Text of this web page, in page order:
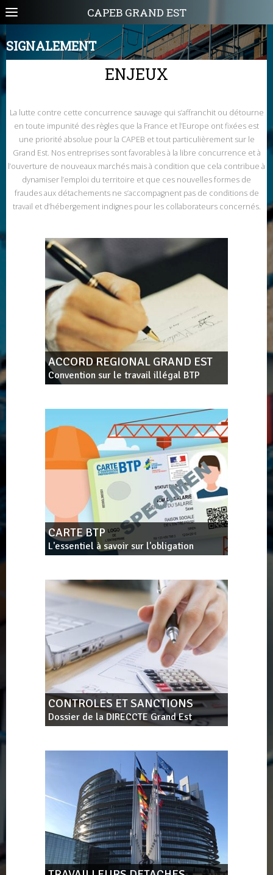
CAPEB GRAND EST
SIGNALEMENT
ENJEUX
La lutte contre cette concurrence sauvage qui s’affranchit ou détourne
en toute impunité des règles que la France et l’Europe ont fixées est
une priorité absolue pour la CAPEB et tout particulièrement sur le
Grand Est. Nos entreprises sont favorables à la libre concurrence et à
l’ouverture de nouveaux marchés mais à condition que cela contribue à
dynamiser l’emploi du territoire et que ces nouvelles formes de
fraudes aux détachements ne s’accompagnent pas de conditions de
travail et d’hébergement indignes pour les collaborateurs concernés.
ACCORD REGIONAL GRAND EST
Convention sur le travail illégal BTP
CARTE BTP
L'essentiel à savoir sur l'obligation
CONTROLES ET SANCTIONS
Dossier de la DIRECCTE Grand Est